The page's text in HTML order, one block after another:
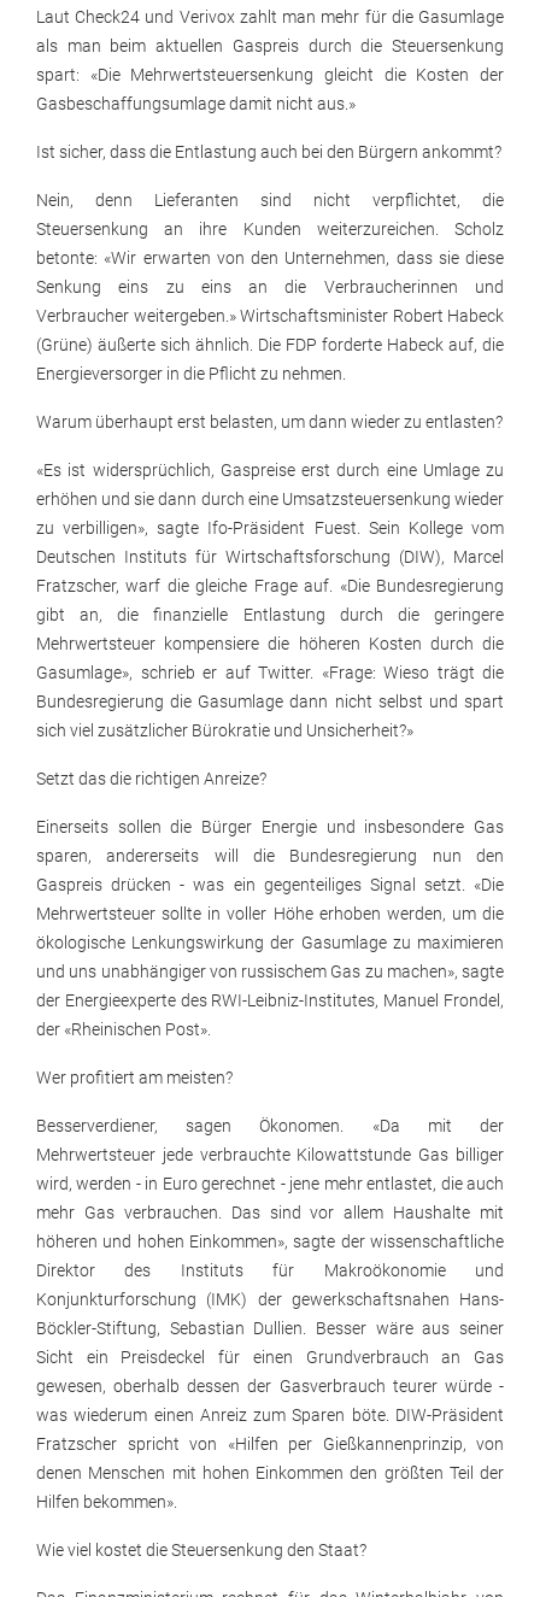
Laut Check24 und Verivox zahlt man mehr für die Gasumlage
als man beim aktuellen Gaspreis durch die Steuersenkung
spart: «Die Mehrwertsteuersenkung gleicht die Kosten der
Gasbeschaffungsumlage damit nicht aus.»
Ist sicher, dass die Entlastung auch bei den Bürgern ankommt?
Nein, denn Lieferanten sind nicht verpflichtet, die
Steuersenkung an ihre Kunden weiterzureichen. Scholz
betonte: «Wir erwarten von den Unternehmen, dass sie diese
Senkung eins zu eins an die Verbraucherinnen und
Verbraucher weitergeben.» Wirtschaftsminister Robert Habeck
(Grüne) äußerte sich ähnlich. Die FDP forderte Habeck auf, die
Energieversorger in die Pflicht zu nehmen.
Warum überhaupt erst belasten, um dann wieder zu entlasten?
«Es ist widersprüchlich, Gaspreise erst durch eine Umlage zu
erhöhen und sie dann durch eine Umsatzsteuersenkung wieder
zu verbilligen», sagte Ifo-Präsident Fuest. Sein Kollege vom
Deutschen Instituts für Wirtschaftsforschung (DIW), Marcel
Fratzscher, warf die gleiche Frage auf. «Die Bundesregierung
gibt an, die finanzielle Entlastung durch die geringere
Mehrwertsteuer kompensiere die höheren Kosten durch die
Gasumlage», schrieb er auf Twitter. «Frage: Wieso trägt die
Bundesregierung die Gasumlage dann nicht selbst und spart
sich viel zusätzlicher Bürokratie und Unsicherheit?»
Setzt das die richtigen Anreize?
Einerseits sollen die Bürger Energie und insbesondere Gas
sparen, andererseits will die Bundesregierung nun den
Gaspreis drücken - was ein gegenteiliges Signal setzt. «Die
Mehrwertsteuer sollte in voller Höhe erhoben werden, um die
ökologische Lenkungswirkung der Gasumlage zu maximieren
und uns unabhängiger von russischem Gas zu machen», sagte
der Energieexperte des RWI-Leibniz-Institutes, Manuel Frondel,
der «Rheinischen Post».
Wer profitiert am meisten?
Besserverdiener, sagen Ökonomen. «Da mit der
Mehrwertsteuer jede verbrauchte Kilowattstunde Gas billiger
wird, werden - in Euro gerechnet - jene mehr entlastet, die auch
mehr Gas verbrauchen. Das sind vor allem Haushalte mit
höheren und hohen Einkommen», sagte der wissenschaftliche
Direktor des Instituts für Makroökonomie und
Konjunkturforschung (IMK) der gewerkschaftsnahen Hans-
Böckler-Stiftung, Sebastian Dullien. Besser wäre aus seiner
Sicht ein Preisdeckel für einen Grundverbrauch an Gas
gewesen, oberhalb dessen der Gasverbrauch teurer würde -
was wiederum einen Anreiz zum Sparen böte. DIW-Präsident
Fratzscher spricht von «Hilfen per Gießkannenprinzip, von
denen Menschen mit hohen Einkommen den größten Teil der
Hilfen bekommen».
Wie viel kostet die Steuersenkung den Staat?